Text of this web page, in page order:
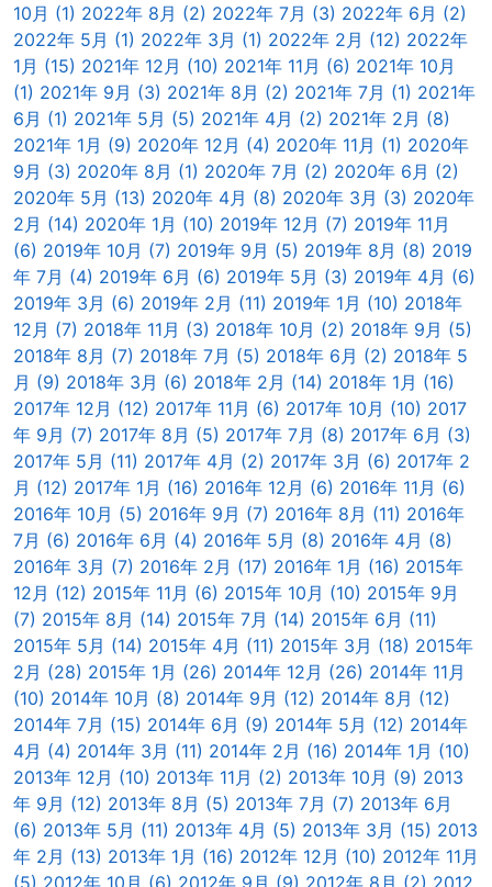
10月 (1) 2022年 8月 (2) 2022年 7月 (3) 2022年 6月 (2)
2022年 5月 (1) 2022年 3月 (1) 2022年 2月 (12) 2022年
1月 (15) 2021年 12月 (10) 2021年 11月 (6) 2021年 10月
(1) 2021年 9月 (3) 2021年 8月 (2) 2021年 7月 (1) 2021年
6月 (1) 2021年 5月 (5) 2021年 4月 (2) 2021年 2月 (8)
2021年 1月 (9) 2020年 12月 (4) 2020年 11月 (1) 2020年
9月 (3) 2020年 8月 (1) 2020年 7月 (2) 2020年 6月 (2)
2020年 5月 (13) 2020年 4月 (8) 2020年 3月 (3) 2020年
2月 (14) 2020年 1月 (10) 2019年 12月 (7) 2019年 11月
(6) 2019年 10月 (7) 2019年 9月 (5) 2019年 8月 (8) 2019
年 7月 (4) 2019年 6月 (6) 2019年 5月 (3) 2019年 4月 (6)
2019年 3月 (6) 2019年 2月 (11) 2019年 1月 (10) 2018年
12月 (7) 2018年 11月 (3) 2018年 10月 (2) 2018年 9月 (5)
2018年 8月 (7) 2018年 7月 (5) 2018年 6月 (2) 2018年 5
月 (9) 2018年 3月 (6) 2018年 2月 (14) 2018年 1月 (16)
2017年 12月 (12) 2017年 11月 (6) 2017年 10月 (10) 2017
年 9月 (7) 2017年 8月 (5) 2017年 7月 (8) 2017年 6月 (3)
2017年 5月 (11) 2017年 4月 (2) 2017年 3月 (6) 2017年 2
月 (12) 2017年 1月 (16) 2016年 12月 (6) 2016年 11月 (6)
2016年 10月 (5) 2016年 9月 (7) 2016年 8月 (11) 2016年
7月 (6) 2016年 6月 (4) 2016年 5月 (8) 2016年 4月 (8)
2016年 3月 (7) 2016年 2月 (17) 2016年 1月 (16) 2015年
12月 (12) 2015年 11月 (6) 2015年 10月 (10) 2015年 9月
(7) 2015年 8月 (14) 2015年 7月 (14) 2015年 6月 (11)
2015年 5月 (14) 2015年 4月 (11) 2015年 3月 (18) 2015年
2月 (28) 2015年 1月 (26) 2014年 12月 (26) 2014年 11月
(10) 2014年 10月 (8) 2014年 9月 (12) 2014年 8月 (12)
2014年 7月 (15) 2014年 6月 (9) 2014年 5月 (12) 2014年
4月 (4) 2014年 3月 (11) 2014年 2月 (16) 2014年 1月 (10)
2013年 12月 (10) 2013年 11月 (2) 2013年 10月 (9) 2013
年 9月 (12) 2013年 8月 (5) 2013年 7月 (7) 2013年 6月
(6) 2013年 5月 (11) 2013年 4月 (5) 2013年 3月 (15) 2013
年 2月 (13) 2013年 1月 (16) 2012年 12月 (10) 2012年 11月
(5) 2012年 10月 (6) 2012年 9月 (9) 2012年 8月 (2) 2012